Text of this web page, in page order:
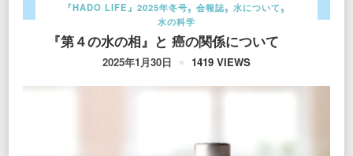
『HADO LIFE』2025年冬号 会報誌
水について
水の科学
『第４の水の相』と 癌の関係について
2025年1月30日 1419 VIEWS